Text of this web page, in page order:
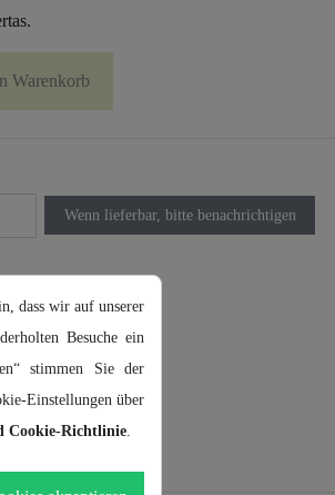
Warenkorb
Wenn lieferbar, bitte benachrichtigen
dass wir auf unserer
Besuche ein
stimmen Sie der
Einstellungen über
Cookie-Richtlinie